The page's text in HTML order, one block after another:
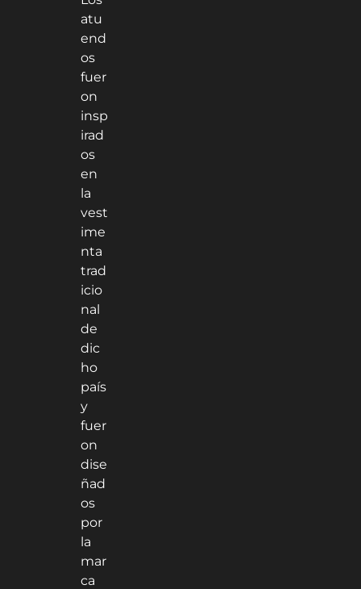
atu
end
os
fuer
on
insp
irad
os
en
la
vest
ime
nta
trad
icio
nal
de
dic
ho
país
y
fuer
on
dise
ñad
os
por
la
mar
ca